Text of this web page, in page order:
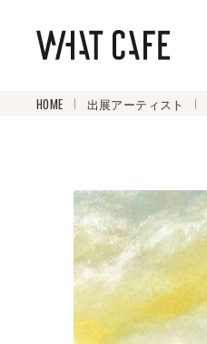
HOME 出展アーティスト